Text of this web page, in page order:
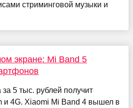
стриминговой музыки и
экране: Mi Band 5
5 тыс. рублей получит
и 4G. Xiaomi Mi Band 4 вышел в